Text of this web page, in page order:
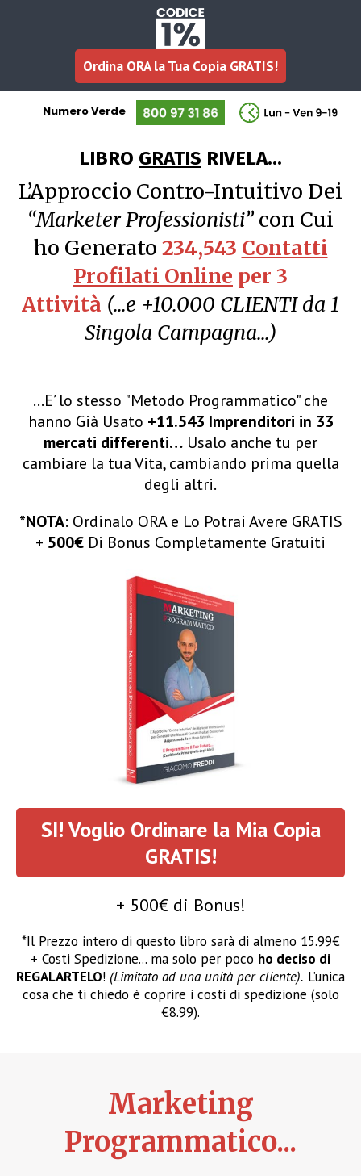
Ordina ORA la Tua Copia GRATIS!
Numero Verde
LIBRO GRATIS RIVELA...
L’Approccio Contro-Intuitivo Dei
“Marketer Professionisti” con Cui
ho Generato 234,543 Contatti
Profilati Online per 3
Attività (...e +10.000 CLIENTI da 1
Singola Campagna...)
…E’ lo stesso "Metodo Programmatico" che
hanno Già Usato +11.543 Imprenditori in 33
mercati differenti… Usalo anche tu per
cambiare la tua Vita, cambiando prima quella
degli altri.
*NOTA: Ordinalo ORA e Lo Potrai Avere GRATIS
+ 500€ Di Bonus Completamente Gratuiti
SI! Voglio Ordinare laMia Copia
GRATIS!
+ 500€ di Bonus!
*Il Prezzo intero di questo libro sarà di almeno 15.99€
+ Costi Spedizione... ma solo per poco ho deciso di
REGALARTELO! (Limitato ad una unità per cliente). L’unica
cosa che ti chiedo è coprire i costi di spedizione (solo
€8.99).
Marketing
Programmatico...